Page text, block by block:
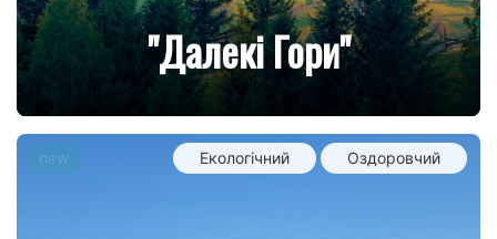
"Далекі Гори"
new Екологічний Оздоровчий